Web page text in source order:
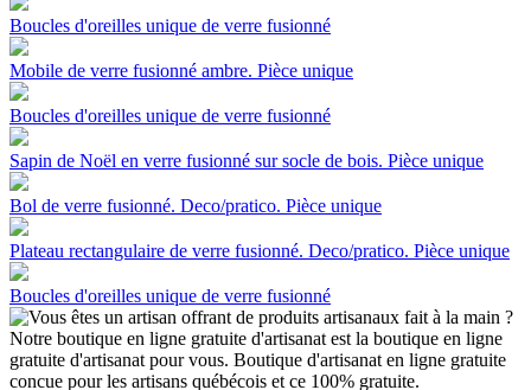
Boucles d'oreilles unique de verre fusionné
Mobile de verre fusionné ambre. Pièce unique
Boucles d'oreilles unique de verre fusionné
Sapin de Noël en verre fusionné sur socle de bois. Pièce unique
Bol de verre fusionné. Deco/pratico. Pièce unique
Plateau rectangulaire de verre fusionné. Deco/pratico. Pièce unique
Boucles d'oreilles unique de verre fusionné